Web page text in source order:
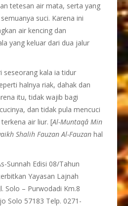
tetesan air mata, serta yang
suci. Karena ini
air kencing dan
yang keluar dari dua jalur
seseorang kala ia tidur
halnya riak, dahak dan
itu, tidak wajib bagi
dan tidak pula mencuci
air liur. [Al-Muntaqâ Min
Shalih Fauzan Al-Fauzan hal
Sunnah Edisi 08/Tahun
Yayasan Lajnah
Solo – Purwodadi Km.8
Solo 57183 Telp. 0271-